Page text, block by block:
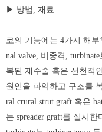
▶ 방법, 재료
코의 기능에는 4가지 해부
nal valve, 비중격,
복된 재수술 혹은 선천적
원인을 파악하고 구조를
ral crural strut graft 혹은
는 spreader graft를 실시